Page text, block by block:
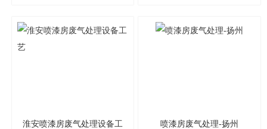
淮安喷漆房废气处理设备工 喷漆房废气处理-扬州